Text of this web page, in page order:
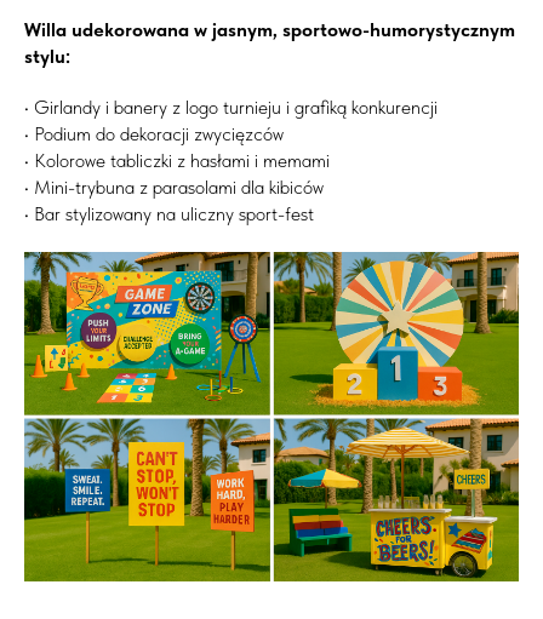
Willa udekorowana w jasnym, sportowo-humorystycznym
stylu:
• Girlandy i banery z logo turnieju i grafiką konkurencji
• Podium do dekoracji zwycięzców
• Kolorowe tabliczki z hasłami i memami
• Mini-trybuna z parasolami dla kibiców
• Bar stylizowany na uliczny sport-fest